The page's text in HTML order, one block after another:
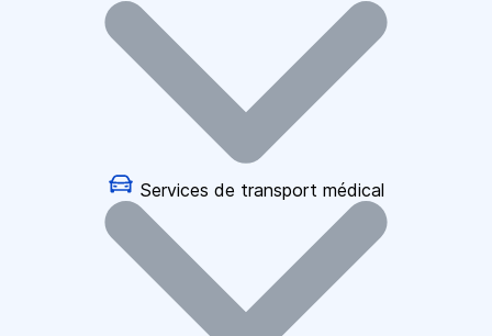
Services de transport médical